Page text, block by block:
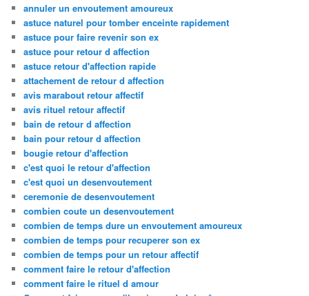
annuler un envoutement amoureux
astuce naturel pour tomber enceinte rapidement
astuce pour faire revenir son ex
astuce pour retour d affection
astuce retour d'affection rapide
attachement de retour d affection
avis marabout retour affectif
avis rituel retour affectif
bain de retour d affection
bain pour retour d affection
bougie retour d'affection
c'est quoi le retour d'affection
c'est quoi un desenvoutement
ceremonie de desenvoutement
combien coute un desenvoutement
combien de temps dure un envoutement amoureux
combien de temps pour recuperer son ex
combien de temps pour un retour affectif
comment faire le retour d'affection
comment faire le rituel d amour